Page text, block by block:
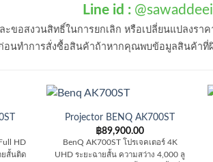
Line id :
ละขอสงวนสิทธิ์ในการยกเลิก หรือเปลี่ยนแปลง
อนทำการสั่งซื้อสินค้าถ้าหากคุณพบข้อมูลสินค้าที่
HD
ยสั้นติด
Projector BENQ AK700ST
฿89,900.00
BenQ AK700ST โปรเจคเตอร์ 4K
UHD ระยะฉายสั้น ความสว่าง 4,000 ลู